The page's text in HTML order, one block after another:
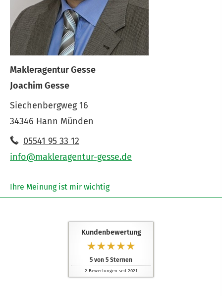
Makleragentur Gesse
Joachim Gesse
Siechenbergweg 16
34346 Hann Münden
05541 95 33 12
info@makleragentur-gesse.de
Ihre Meinung ist mir wichtig
Kundenbewertung
5 von 5 Sternen
2 Bewertungen seit 2021